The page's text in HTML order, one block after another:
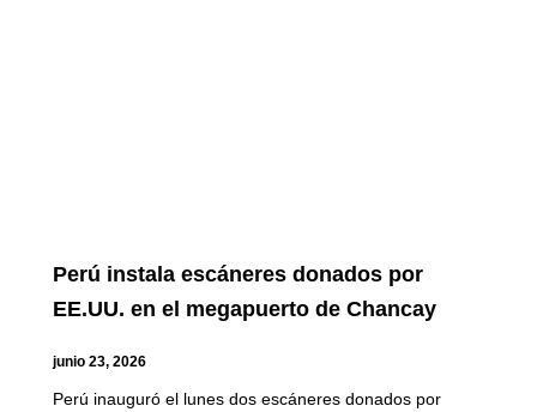
Perú instala escáneres donados por
EE.UU. en el megapuerto de Chancay
junio 23, 2026
Perú inauguró el lunes dos escáneres donados por